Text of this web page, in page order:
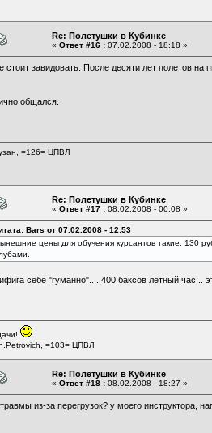
Re: Полетушки в Кубинке
« Ответ #16 : 07.02.2008 - 18:18 »
стоит завидовать. После десяти лет полетов на
общался.
=126= ЦПВЛ
Re: Полетушки в Кубинке
« Ответ #17 : 08.02.2008 - 00:08 »
Bars от 07.02.2008 - 12:53
цены для обучения курсантов такие: 130
себе "гуманно".... 400 баксов лётный час...
=103= ЦПВЛ
Re: Полетушки в Кубинке
« Ответ #18 : 08.02.2008 - 18:27 »
из-за перегрузок? у моего инструктора,